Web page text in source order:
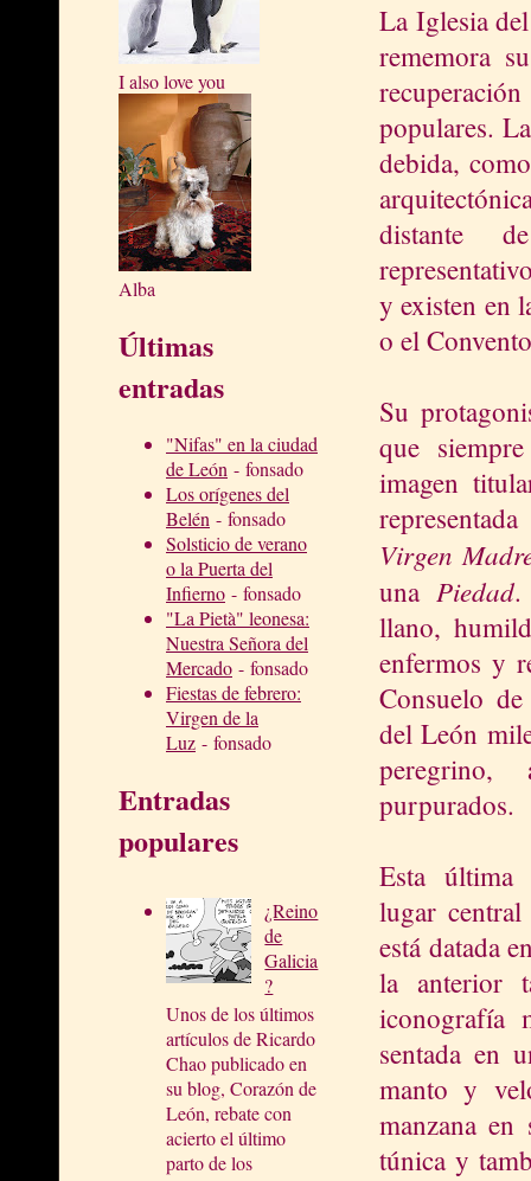
I also love you
Alba
Últimas
entradas
"Nifas" en la ciudad
de León - fonsado
Los orígenes del
Belén - fonsado
Solsticio de verano
o la Puerta del
Infierno - fonsado
"La Pietà" leonesa:
Nuestra Señora del
Mercado - fonsado
Fiestas de febrero:
Virgen de la
Luz - fonsado
Entradas
populares
¿Reino
de
Galicia
?
Unos de los últimos
artículos de Ricardo
Chao publicado en
su blog, Corazón de
León, rebate con
acierto el último
parto de los
La Iglesia
rememora
populares.
debida,
distante
y existen en
o el
Su
que
imagen
Virgen
una Piedad.
llano,
enfermos y
Consuelo
del León
purpurados.
Esta última
lugar
está datada
la anterior
iconografía
sentada en
manto y
manzana
túnica y